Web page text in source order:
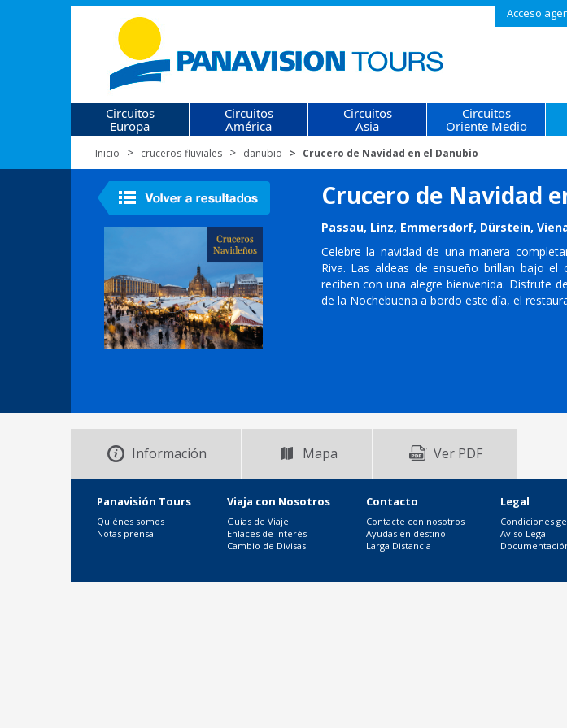
Acceso
Circuitos
Europa
Circuitos
América
Circuitos
Asia
Circuitos
Oriente Medio
Inicio cruceros-fluviales danubio Crucero de Navidad en el Danubio
Crucero de Navidad
Passau, Linz, Emmersdorf, Dürstein,
Celebre la navidad de una manera
Riva. Las aldeas de ensueño brillan bajo
reciben con una alegre bienvenida. Disfrute
de la Nochebuena a bordo este día, el
Información Mapa Ver PDF
Panavisión Tours
Quiénes somos
Notas prensa
Viaja con Nosotros
Guías de Viaje
Enlaces de Interés
Cambio de Divisas
Contacto
Contacte con nosotros
Ayudas en destino
Larga Distancia
Legal
Condiciones
Aviso Legal